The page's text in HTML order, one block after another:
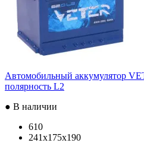
Автомобильный аккумулятор
полярность L2
● В наличии
610
241x175x190